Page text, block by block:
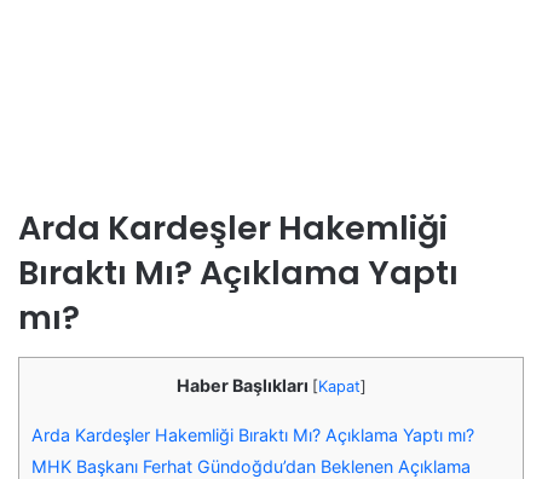
Arda Kardeşler Hakemliği
Bıraktı Mı? Açıklama Yaptı
mı?
Haber Başlıkları [Kapat]
Arda Kardeşler Hakemliği Bıraktı Mı? Açıklama Yaptı mı?
MHK Başkanı Ferhat Gündoğdu’dan Beklenen Açıklama